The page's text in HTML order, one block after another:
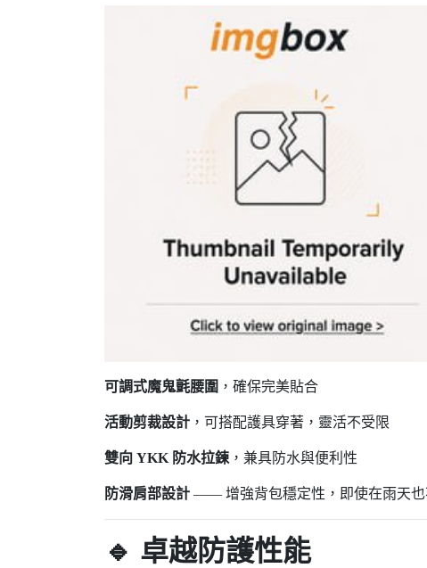
可調式魔鬼氈腰圍 ，確保完美貼合
活動剪裁設計 ，可搭配護具穿著，靈活不受限
雙向 YKK 防水拉鍊 ，兼具防水與便利性
防滑肩部設計 —— 增強背包穩定性，即使在雨天也
🔹 卓越防護性能